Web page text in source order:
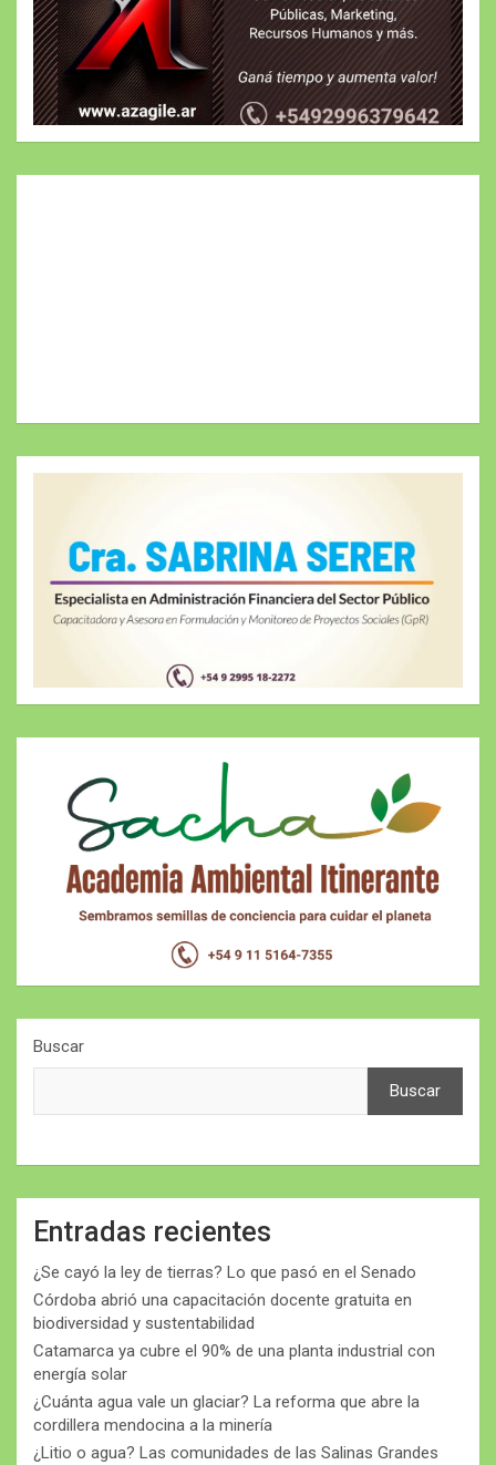
Buscar
Buscar
Entradas recientes
¿Se cayó la ley de tierras? Lo que pasó en el Senado
Córdoba abrió una capacitación docente gratuita en
biodiversidad y sustentabilidad
Catamarca ya cubre el 90% de una planta industrial con
energía solar
¿Cuánta agua vale un glaciar? La reforma que abre la
cordillera mendocina a la minería
¿Litio o agua? Las comunidades de las Salinas Grandes